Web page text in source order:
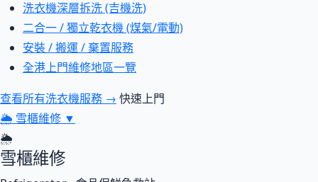
洗衣機深層拆洗 (吉機洗)
二合一 / 獨立乾衣機 (煤氣/電動)
安裝 / 搬運 / 棄置服務
全港上門維修地區一覽
查看所有洗衣機服務 → 快速上門
🌦 雪櫃維修 ▼
🌦
雪櫃維修